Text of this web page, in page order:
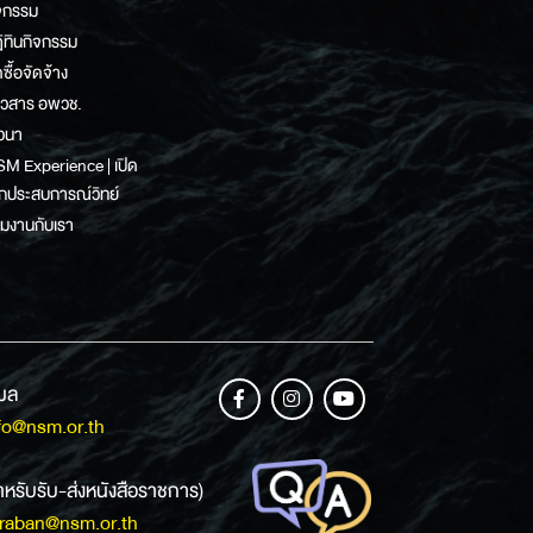
รรม
นกิจกรรม
อจัดจ้าง
สาร อพวช.
นา
Experience | เปิด
ประสบการณ์วิทย์
งานกับเรา
ล
รับรับ-ส่งหนังสือราชการ)